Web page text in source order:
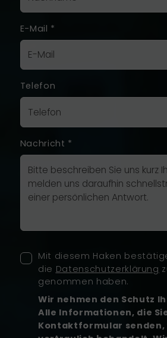
E-Mail *
Telefon
Nachricht *
Mit diesem Haken
die Datenschutzerklärung
genommen haben.
Wir nehmen den Schutz
Alle Informationen, die
Kontaktformular